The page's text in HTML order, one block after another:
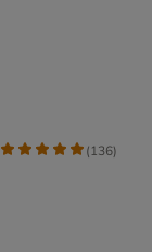
(136)